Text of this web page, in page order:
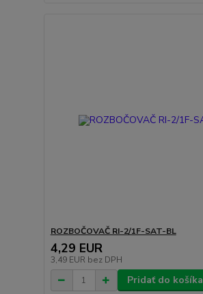
ROZBOČOVAČ RI-2/1F-SAT-BL
4,29 EUR
3,49 EUR bez DPH
Pridať do košíka